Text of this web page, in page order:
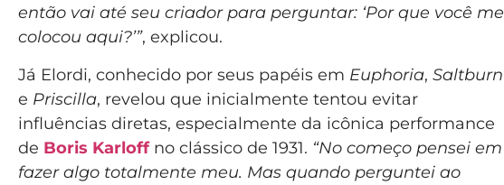
então vai até seu criador para perguntar: ‘Por que você me
colocou aqui?’”, explicou.
Já Elordi, conhecido por seus papéis em Euphoria, Saltburn
e Priscilla, revelou que inicialmente tentou evitar
influências diretas, especialmente da icônica performance
de Boris Karloffno clássico de 1931. “No começo pensei em
fazer algo totalmente meu. Mas quando perguntei ao